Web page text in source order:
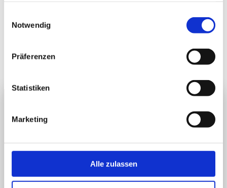
Notwendig
Präferenzen
Statistiken
Marketing
Alle zulassen
UNSERE GESCHÄFTSZEITEN: + MONTAG: GESCHLOSSEN +
DIENSTAG, MITTWOCH U. DONNERSTAG: NACH INDIVIDUELLER
10:00 – 13:00 UHR + AUCH AUSSERHALB UNSERER
ÖFFNUNGSZEITEN GERNE NACH PERSÖNLICHER
TERMINVEREINBARUNG. NUTZEN SIE DAFÜR UNSER
KONTAKTFORMULAR
ODER RUFEN SIE UNS AN UNTER 04435-
973778.